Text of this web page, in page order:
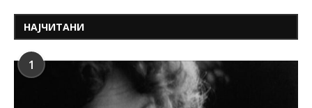
НАЈЧИТАНИ
1